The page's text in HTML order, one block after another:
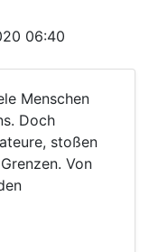
06:40
Menschen
Doch
stoßen
Von